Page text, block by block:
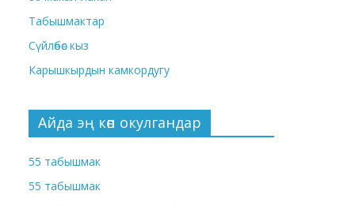
Табышмактар
Сүйлөбөс кыз
Карышкырдын камкордугу
Айда эң көп окулгандар
55 табышмак
55 табышмак